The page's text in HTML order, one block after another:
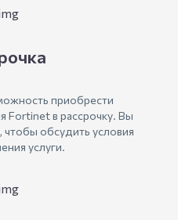
приобрести
Fortinet в рассрочку. Вы
чтобы обсудить условия
услуги.